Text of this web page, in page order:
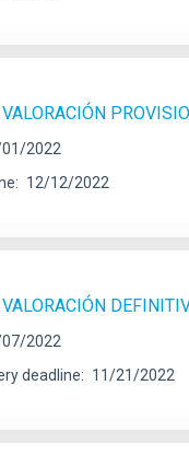
2022
12/12/2022
2022
deadline
11/21/2022